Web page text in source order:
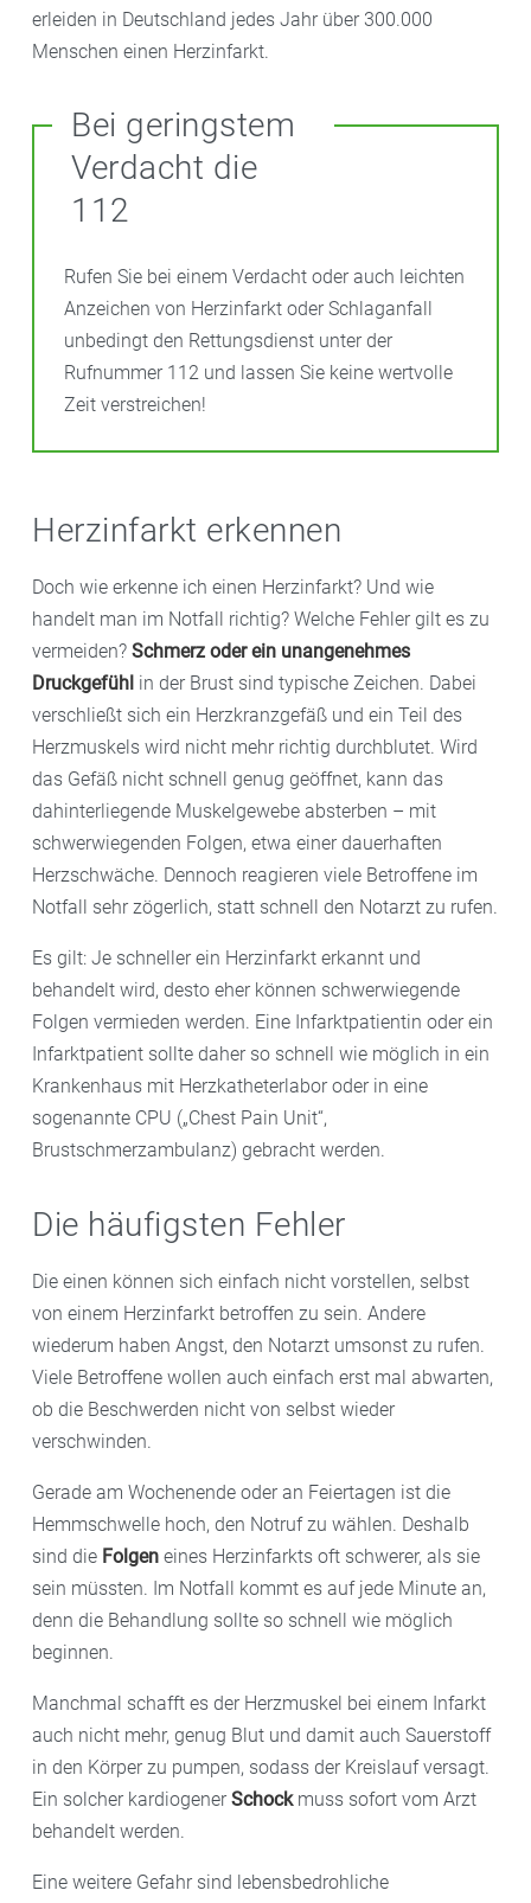
erleiden in Deutschland jedes Jahr über 300.000
Menschen einen Herzinfarkt.
Bei geringstem
Verdacht die
112
Rufen Sie bei einem Verdacht oder auch leichten
Anzeichen von Herzinfarkt oder Schlaganfall
unbedingt den Rettungsdienst unter der
Rufnummer 112 und lassen Sie keine wertvolle
Zeit verstreichen!
Herzinfarkt erkennen
Doch wie erkenne ich einen Herzinfarkt? Und wie
handelt man im Notfall richtig? Welche Fehler gilt es zu
vermeiden? Schmerz oder ein unangenehmes
Druckgefühl in der Brust sind typische Zeichen. Dabei
verschließt sich ein Herzkranzgefäß und ein Teil des
Herzmuskels wird nicht mehr richtig durchblutet. Wird
das Gefäß nicht schnell genug geöffnet, kann das
dahinterliegende Muskelgewebe absterben – mit
schwerwiegenden Folgen, etwa einer dauerhaften
Herzschwäche. Dennoch reagieren viele Betroffene im
Notfall sehr zögerlich, statt schnell den Notarzt zu rufen.
Es gilt: Je schneller ein Herzinfarkt erkannt und
behandelt wird, desto eher können schwerwiegende
Folgen vermieden werden. Eine Infarktpatientin oder ein
Infarktpatient sollte daher so schnell wie möglich in ein
Krankenhaus mit Herzkatheterlabor oder in eine
sogenannte CPU („Chest Pain Unit“,
Brustschmerzambulanz) gebracht werden.
Die häufigsten Fehler
Die einen können sich einfach nicht vorstellen, selbst
von einem Herzinfarkt betroffen zu sein. Andere
wiederum haben Angst, den Notarzt umsonst zu rufen.
Viele Betroffene wollen auch einfach erst mal abwarten,
ob die Beschwerden nicht von selbst wieder
verschwinden.
Gerade am Wochenende oder an Feiertagen ist die
Hemmschwelle hoch, den Notruf zu wählen. Deshalb
sind die Folgen eines Herzinfarkts oft schwerer, als sie
sein müssten. Im Notfall kommt es auf jede Minute an,
denn die Behandlung sollte so schnell wie möglich
beginnen.
Manchmal schafft es der Herzmuskel bei einem Infarkt
auch nicht mehr, genug Blut und damit auch Sauerstoff
in den Körper zu pumpen, sodass der Kreislauf versagt.
Ein solcher kardiogener Schockmuss sofort vom Arzt
behandelt werden.
Eine weitere Gefahr sind lebensbedrohliche